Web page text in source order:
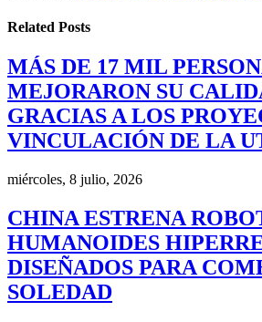
Related Posts
MÁS DE 17 MIL
MEJORARON SU
GRACIAS A LOS
VINCULACIÓN DE LA
miércoles, 8 julio, 2026
CHINA ESTRENA
HUMANOIDES
DISEÑADOS PARA
SOLEDAD